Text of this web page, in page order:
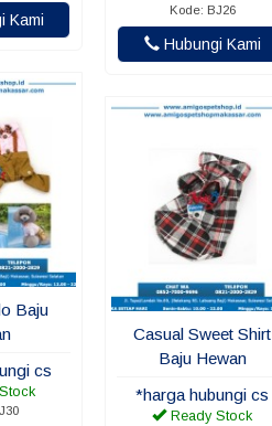
Kami
Kode: BJ26
Hubungi Kami
Baju
cs
Casual Sweet Shirt
Baju Hewan
*harga hubungi cs
Ready Stock